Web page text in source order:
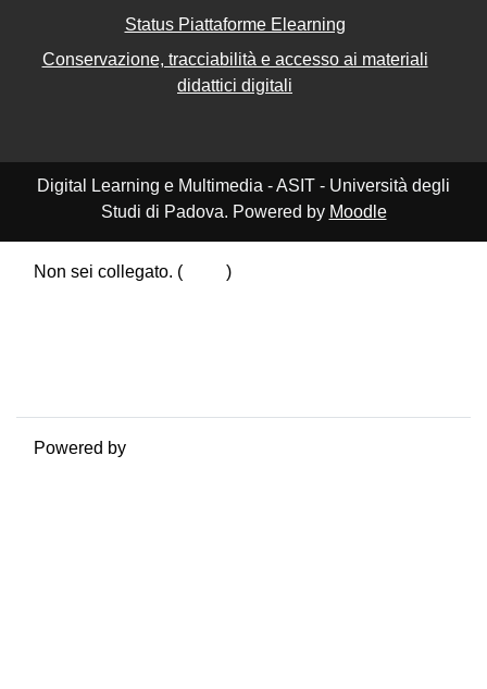
Status Piattaforme Elearning
Conservazione, tracciabilità e accesso ai materiali
didattici digitali
Digital Learning e Multimedia - ASIT - Università degli
Studi di Padova. Powered by Moodle
Non sei collegato. (
)
Powered by